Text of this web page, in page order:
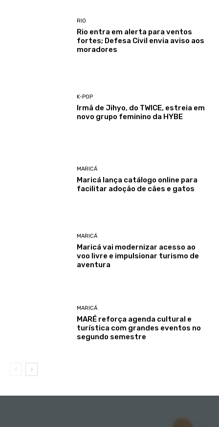
RIO
Rio entra em alerta para ventos
fortes; Defesa Civil envia aviso aos
moradores
K-POP
Irmã de Jihyo, do TWICE, estreia em
novo grupo feminino da HYBE
MARICÁ
Maricá lança catálogo online para
facilitar adoção de cães e gatos
MARICÁ
Maricá vai modernizar acesso ao
voo livre e impulsionar turismo de
aventura
MARICÁ
MARÉ reforça agenda cultural e
turística com grandes eventos no
segundo semestre